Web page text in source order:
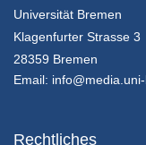
Universität Bremen
Klagenfurter Strasse 3
28359 Bremen
Email:
Rechtliches